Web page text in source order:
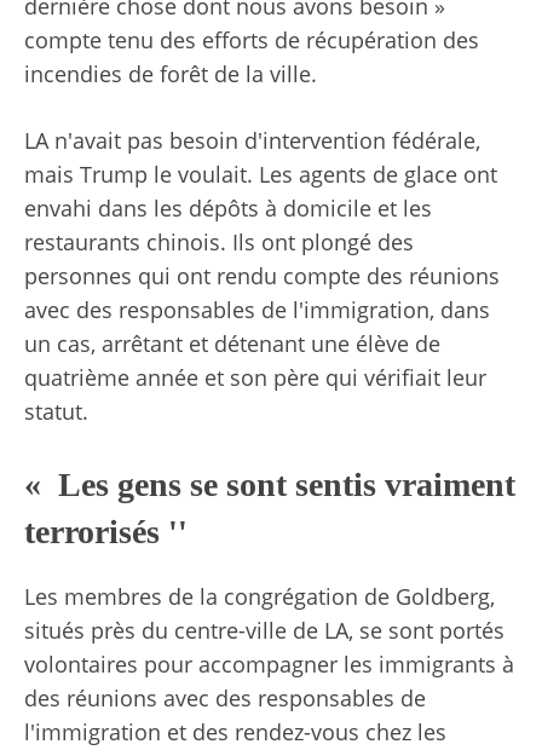
dernière chose dont nous avons besoin »
compte tenu des efforts de récupération des
incendies de forêt de la ville.
LA n'avait pas besoin d'intervention fédérale,
mais Trump le voulait. Les agents de glace ont
envahi dans les dépôts à domicile et les
restaurants chinois. Ils ont plongé des
personnes qui ont rendu compte des réunions
avec des responsables de l'immigration, dans
un cas, arrêtant et détenant une élève de
quatrième année et son père qui vérifiait leur
statut.
« Les gens se sont sentis vraiment
terrorisés ''
Les membres de la congrégation de Goldberg,
situés près du centre-ville de LA, se sont portés
volontaires pour accompagner les immigrants à
des réunions avec des responsables de
l'immigration et des rendez-vous chez les